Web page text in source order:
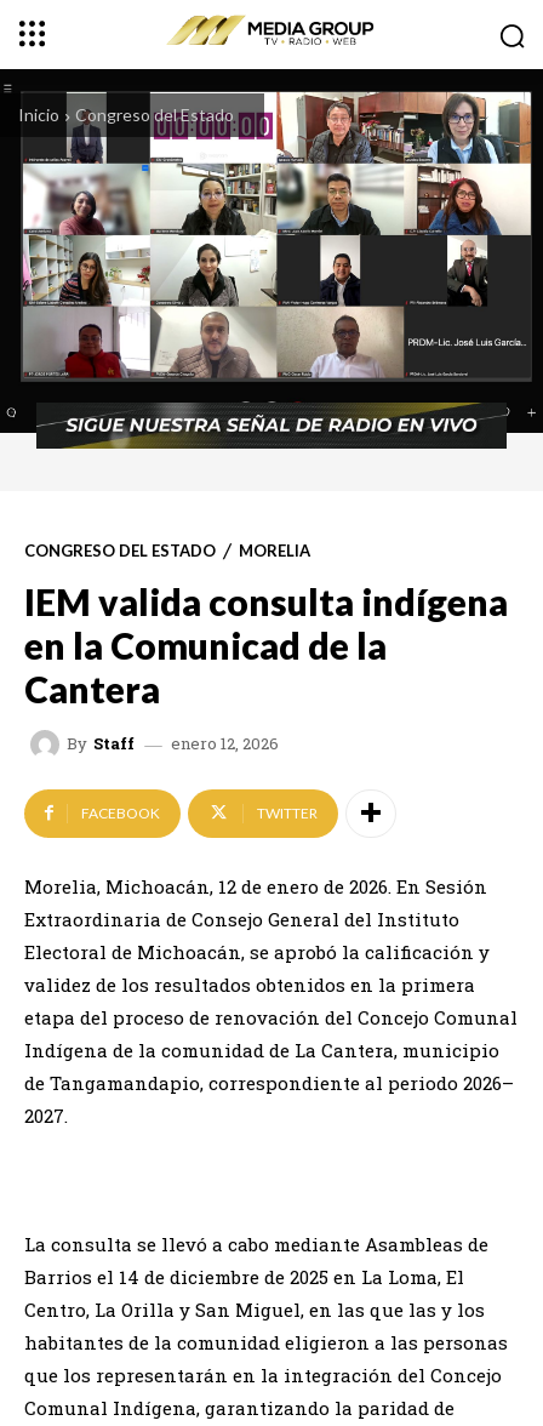
Inicio Congreso del Estado
CONGRESO DEL ESTADO MORELIA
IEM valida consulta indígena
en la Comunicad de la
Cantera
By Staff enero 12, 2026
FACEBOOK TWITTER
Morelia, Michoacán, 12 de enero de 2026. En Sesión
Extraordinaria de Consejo General del Instituto
Electoral de Michoacán, se aprobó la calificación y
validez de los resultados obtenidos en la primera
etapa del proceso de renovación del Concejo Comunal
Indígena de la comunidad de La Cantera, municipio
de Tangamandapio, correspondiente al periodo 2026–
2027.
La consulta se llevó a cabo mediante Asambleas de
Barrios el 14 de diciembre de 2025 en La Loma, El
Centro, La Orilla y San Miguel, en las que las y los
habitantes de la comunidad eligieron a las personas
que los representarán en la integración del Concejo
Comunal Indígena, garantizando la paridad de